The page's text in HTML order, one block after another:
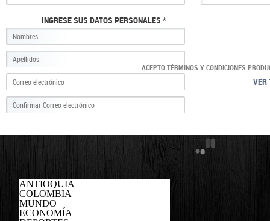
INGRESE SUS DATOS PERSONALES *
ACEPTO TÉRMINOS Y CONDICIONES
VER
ANTIOQUIA
COLOMBIA
MUNDO
ECONOMÍA